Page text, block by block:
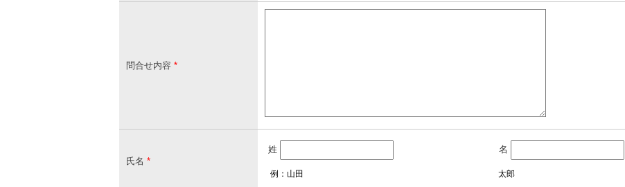
問合せ内容 *
氏名 *
姓 名
例：山田 太郎